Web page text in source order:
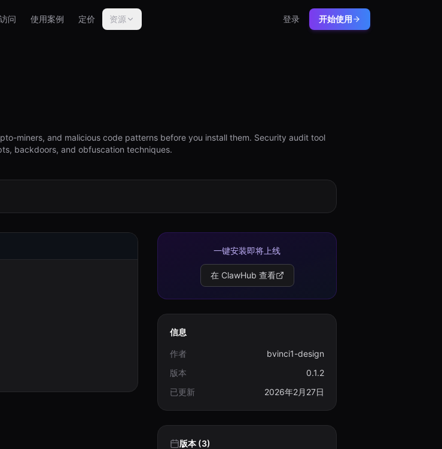
问 使用案例 定价 资源 登录 开始使用
miners, and malicious code patterns before you install them. Security audit tool
backdoors, and obfuscation techniques.
一键安装即将上线
在 ClawHub 查看
信息
作者
bvinci1-design
版本
0.1.2
已更新
2026年2月27日
版本 (3)